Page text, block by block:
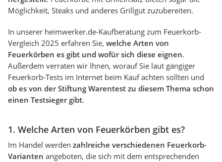
Möglichkeit, Steaks und anderes Grillgut zuzubereiten.
In unserer heimwerker.de-Kaufberatung zum Feuerkorb-
Vergleich 2025 erfahren Sie, welche Arten von
Feuerkörben es gibt und wofür sich diese eignen.
Außerdem verraten wir Ihnen, worauf Sie laut gängiger
Feuerkorb-Tests im Internet beim Kauf achten sollten und
ob es von der Stiftung Warentest zu diesem Thema schon
einen Testsieger gibt.
1. Welche Arten von Feuerkörben gibt es?
Im Handel werden zahlreiche verschiedenen Feuerkorb-
Varianten angeboten, die sich mit dem entsprechenden